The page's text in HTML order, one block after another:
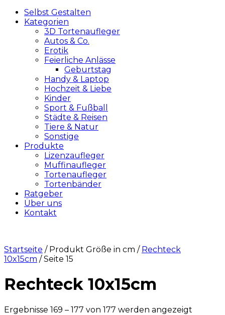
Selbst Gestalten
Kategorien
3D Tortenaufleger
Autos & Co.
Erotik
Feierliche Anlässe
Geburtstag
Handy & Laptop
Hochzeit & Liebe
Kinder
Sport & Fußball
Städte & Reisen
Tiere & Natur
Sonstige
Produkte
Lizenzaufleger
Muffinaufleger
Tortenaufleger
Tortenbänder
Ratgeber
Über uns
Kontakt
Startseite / Produkt Größe in cm / Rechteck
10x15cm / Seite 15
Rechteck 10x15cm
Ergebnisse 169 – 177 von 177 werden angezeigt